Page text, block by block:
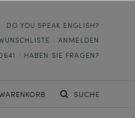
DO YOU SPEAK ENGLISH?
ANMELDEN
HABEN SIE FRAGEN?
SUCHE